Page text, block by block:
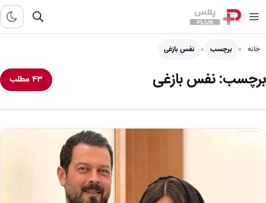
خانه برچسب نفس بازغی
برچسب:نفس بازغی ۴۳ مطلب